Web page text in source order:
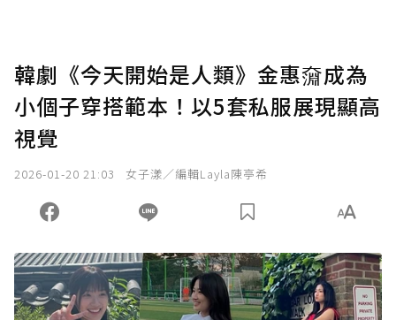
韓劇《今天開始是人類》金惠奫成為
小個子穿搭範本！以5套私服展現顯高
視覺
2026-01-20 21:03 女子漾／編輯Layla陳亭希